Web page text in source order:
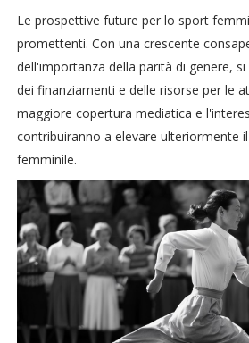
Le prospettive future per lo sport
promettenti. Con una crescente
dell'importanza della parità di genere,
dei finanziamenti e delle risorse per le
maggiore copertura mediatica e
contribuiranno a elevare ulteriormente
femminile.